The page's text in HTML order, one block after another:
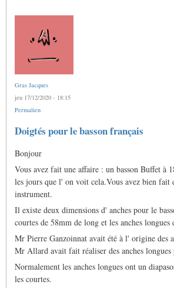
Gras Jacques
jeu 17/12/2020 - 18:15
Permalien
Doigtés pour le basson français
Bonjour
Vous avez fait une affaire : un basson Buffet à
les jours que l' on voit cela.Vous avez bien fait
instrument.
Il existe deux dimensions d' anches pour le
courtes de 58mm de long et les anches
Mr Pierre Ganzoinnat avait été à l' origine des
Mr Allard avait fait réaliser des anches
Normalement les anches longues ont un
les courtes.